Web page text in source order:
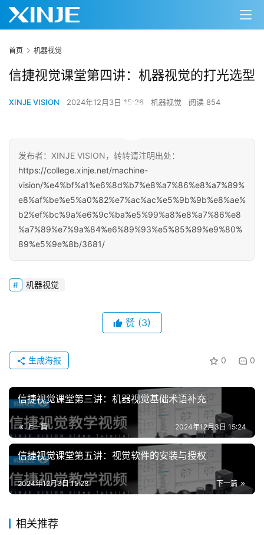
页
网
络
课
堂
题
首页 机器视觉
信捷视觉课堂第四讲：机器视觉的打光选型
XINJE VISION 2024年12月3日 15:26 机器视觉 阅读 854
发布者：XINJE VISION，转转请注明出处：
https://college.xinje.net/machine-
vision/%e4%bf%a1%e6%8d%b7%e8%a7%86%e8%a7%89%
e8%af%be%e5%a0%82%e7%ac%ac%e5%9b%9b%e8%ae%
b2%ef%bc%9a%e6%9c%ba%e5%99%a8%e8%a7%86%e8
%a7%89%e7%9a%84%e6%89%93%e5%85%89%e9%80%
89%e5%9e%8b/3681/
机器视觉
赞 (3)
0 0
生成海报
信捷视觉课堂第三讲：机器视觉基础术语补充
上一篇 2024年12月3日 15:24
信捷视觉课堂第五讲：视觉软件的安装与授权
下一篇
2024年12月3日 15:28
相关推荐